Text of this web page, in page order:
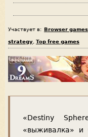
Участвует в: Browser
strategy Top free games
«Destiny
«выживалка» и